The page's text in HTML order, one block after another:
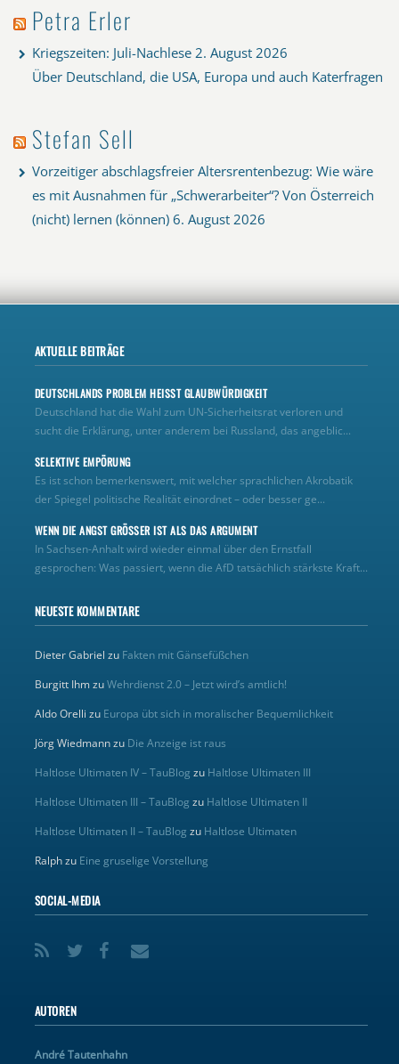
Petra Erler
Kriegszeiten: Juli-Nachlese 2. August 2026
Über Deutschland, die USA, Europa und auch Katerfragen
Stefan Sell
Vorzeitiger abschlagsfreier Altersrentenbezug: Wie wäre
es mit Ausnahmen für „Schwerarbeiter“? Von Österreich
(nicht) lernen (können) 6. August 2026
AKTUELLE BEITRÄGE
DEUTSCHLANDS PROBLEM HEISST GLAUBWÜRDIGKEIT
Deutschland hat die Wahl zum UN‑Sicherheitsrat verloren und
sucht die Erklärung, unter anderem bei Russland, das angeblic...
SELEKTIVE EMPÖRUNG
Es ist schon bemerkenswert, mit welcher sprachlichen Akrobatik
der Spiegel politische Realität einordnet – oder besser ge...
WENN DIE ANGST GRÖSSER IST ALS DAS ARGUMENT
In Sachsen-Anhalt wird wieder einmal über den Ernstfall
gesprochen: Was passiert, wenn die AfD tatsächlich stärkste Kraft...
NEUESTE KOMMENTARE
Dieter Gabriel zu Fakten mit Gänsefüßchen
Burgitt IhmzuWehrdienst 2.0 – Jetzt wird’s amtlich!
Aldo Orelli zu Europa übt sich in moralischer Bequemlichkeit
Jörg Wiedmannzu Die Anzeige ist raus
Haltlose Ultimaten IV – TauBlog zu Haltlose Ultimaten III
Haltlose Ultimaten III – TauBlog zu Haltlose Ultimaten II
Haltlose Ultimaten II – TauBlog zu Haltlose Ultimaten
Ralphzu Eine gruselige Vorstellung
SOCIAL-MEDIA
AUTOREN
André Tautenhahn